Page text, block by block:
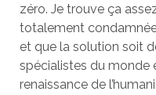
zéro. Je trouve ça
totalement
et que la solution soit
spécialistes du monde
renaissance de